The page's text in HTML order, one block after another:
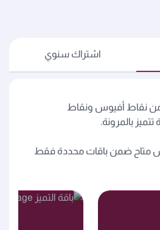
اشتراك سنوي
نقاط أفيوس ونقاط
بالمرونة.
متاح ضمن باقات محددة فقط